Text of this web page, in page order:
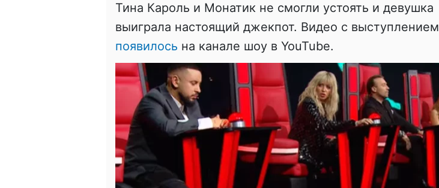
Тина Кароль и Монатик не смогли устоять и девушка
выиграла настоящий джекпот. Видео с выступлением
появилось на канале шоу в YouTube.